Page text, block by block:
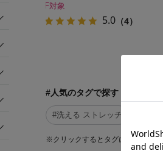
F対象
5.0（4）
#人気のタグで探す
#洗える ストレッチ #スト
※クリックするとタグに関連した